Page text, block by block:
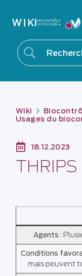
Wiki
Usages du
18.12.2023
THRIPS
Agents :
Conditions
mais peuvent